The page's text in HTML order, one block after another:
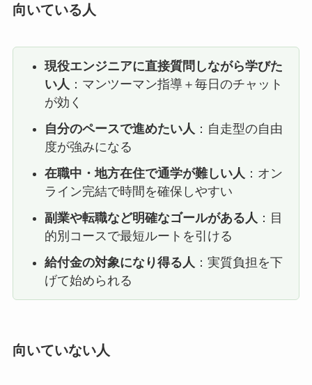
向いている人
現役エンジニアに直接質問しながら学びた
い人 ：マンツーマン指導＋毎日のチャット
が効く
自分のペースで進めたい人 ：自走型の自由
度が強みになる
在職中・地方在住で通学が難しい人 ：オン
ライン完結で時間を確保しやすい
副業や転職など明確なゴールがある人 ：目
的別コースで最短ルートを引ける
給付金の対象になり得る人 ：実質負担を下
げて始められる
向いていない人